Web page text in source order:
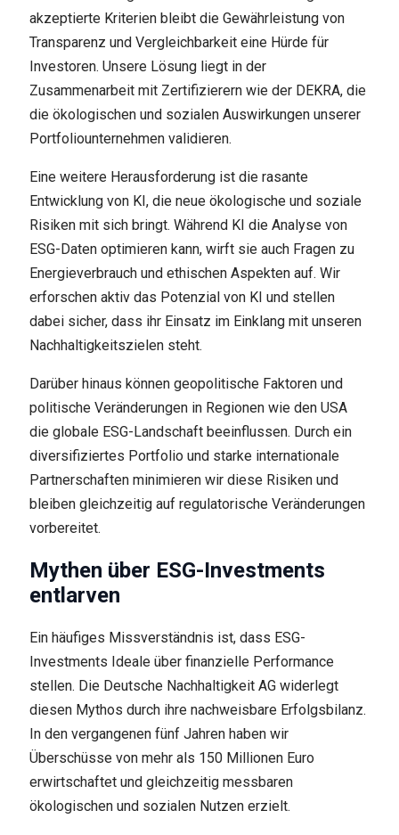
akzeptierte Kriterien bleibt die Gewährleistung von
Transparenz und Vergleichbarkeit eine Hürde für
Investoren. Unsere Lösung liegt in der
Zusammenarbeit mit Zertifizierern wie der DEKRA, die
die ökologischen und sozialen Auswirkungen unserer
Portfoliounternehmen validieren.
Eine weitere Herausforderung ist die rasante
Entwicklung von KI, die neue ökologische und soziale
Risiken mit sich bringt. Während KI die Analyse von
ESG-Daten optimieren kann, wirft sie auch Fragen zu
Energieverbrauch und ethischen Aspekten auf. Wir
erforschen aktiv das Potenzial von KI und stellen
dabei sicher, dass ihr Einsatz im Einklang mit unseren
Nachhaltigkeitszielen steht.
Darüber hinaus können geopolitische Faktoren und
politische Veränderungen in Regionen wie den USA
die globale ESG-Landschaft beeinflussen. Durch ein
diversifiziertes Portfolio und starke internationale
Partnerschaften minimieren wir diese Risiken und
bleiben gleichzeitig auf regulatorische Veränderungen
vorbereitet.
Mythen über ESG-Investments
entlarven
Ein häufiges Missverständnis ist, dass ESG-
Investments Ideale über finanzielle Performance
stellen. Die Deutsche Nachhaltigkeit AG widerlegt
diesen Mythos durch ihre nachweisbare Erfolgsbilanz.
In den vergangenen fünf Jahren haben wir
Überschüsse von mehr als 150 Millionen Euro
erwirtschaftet und gleichzeitig messbaren
ökologischen und sozialen Nutzen erzielt.